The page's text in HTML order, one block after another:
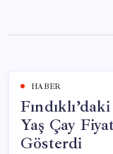
content
HABER
Yaş Çay
Gösterdi